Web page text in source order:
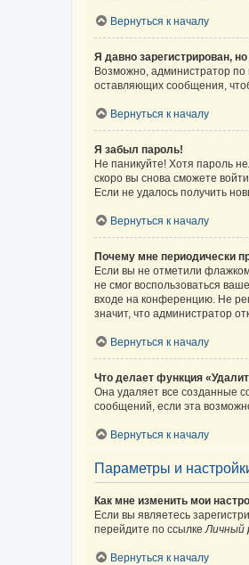
Вернуться к началу
Я давно зарегистрирован,
Возможно, администратор по
оставляющих сообщения,
Вернуться к началу
Я забыл пароль!
Не паникуйте! Хотя пароль
скоро вы снова сможете
Если не удалось получить
Вернуться к началу
Почему мне периодически
Если вы не отметили
не смог воспользоваться
входе на конференцию. Не
значит, что администратор
Вернуться к началу
Что делает функция
Она удаляет все созданные
сообщений, если эта
Вернуться к началу
Параметры и
Как мне изменить мои
Если вы являетесь
перейдите по ссылкеЛичный
Вернуться к началу